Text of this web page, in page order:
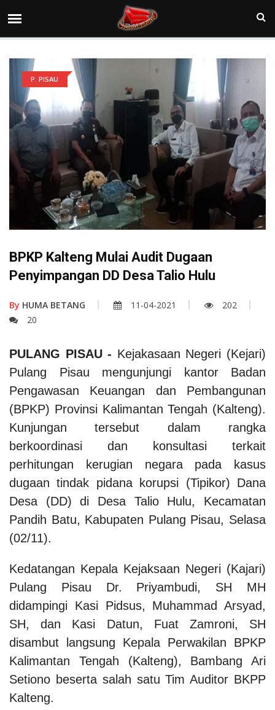
P. PISAU
BPKP Kalteng Mulai Audit Dugaan
Penyimpangan DD Desa Talio Hulu
By HUMA BETANG 11-04-2021
202
20
PULANG PISAU - Kejakasaan Negeri (Kejari)
Pulang Pisau mengunjungi kantor Badan
Pengawasan Keuangan dan Pembangunan
(BPKP) Provinsi Kalimantan Tengah (Kalteng).
Kunjungan tersebut dalam rangka
berkoordinasi dan konsultasi terkait
perhitungan kerugian negara pada kasus
dugaan tindak pidana korupsi (Tipikor) Dana
Desa (DD) di Desa Talio Hulu, Kecamatan
Pandih Batu, Kabupaten Pulang Pisau, Selasa
(02/11).
Kedatangan Kepala Kejaksaan Negeri (Kajari)
Pulang Pisau Dr. Priyambudi, SH MH
didampingi Kasi Pidsus, Muhammad Arsyad,
SH, dan Kasi Datun, Fuat Zamroni, SH
disambut langsung Kepala Perwakilan BPKP
Kalimantan Tengah (Kalteng), Bambang Ari
Setiono beserta salah satu Tim Auditor BKPP
Kalteng.